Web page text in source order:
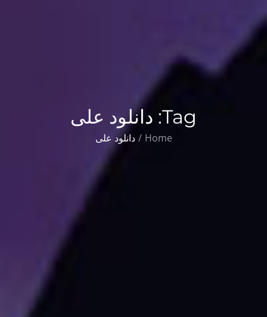
Tag: دانلود علی
Home دانلود علی